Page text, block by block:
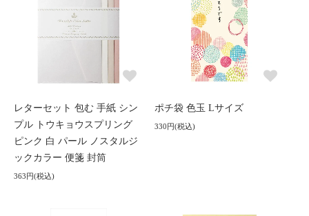
レターセット 包む 手紙 シン
プル トウキョウスプリング
ピンク 白 パール ノスタルジ
ックカラー 便箋 封筒
363円(税込)
ポチ袋 色玉 Lサイズ
330円(税込)